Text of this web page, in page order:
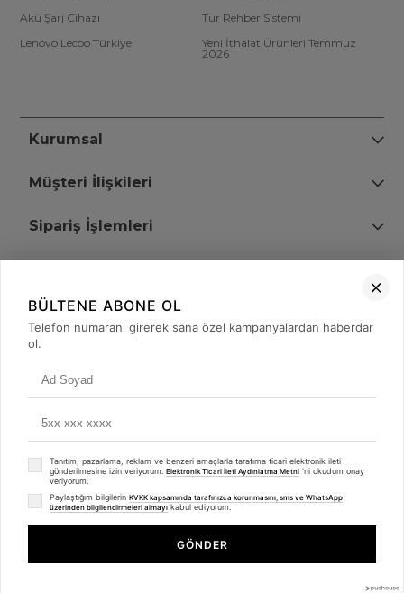
Akü Şarj Cihazı
Tur Rehber Sistemi
Lenovo Lecoo Türkiye
Yeni İthalat Ürünleri Temmuz
2026
Kurumsal
Müşteri İlişkileri
Sipariş İşlemleri
+90 (850) 473 08 08
© 2008 - 2026merterelektronik.com
- Tüm Hakları Saklıdır. Kredi kartı bilgileriniz 256bit SSL sertifikası ile
Whatsapp
BÜLTENE ABONE OL
Telefon numaranı girerek sana özel kampanyalardan haberdar
ol.
Tanıtım, pazarlama, reklam ve benzeri amaçlarla tarafıma ticari elektronik ileti
gönderilmesine izin veriyorum. Elektronik Ticari İleti Aydınlatma Metni 'ni okudum onay
veriyorum.
Paylaştığım bilgilerin KVKK kapsamında tarafınızca korunmasını, sms ve WhatsApp
üzerinden bilgilendirmeleri almayı kabul ediyorum.
GÖNDER